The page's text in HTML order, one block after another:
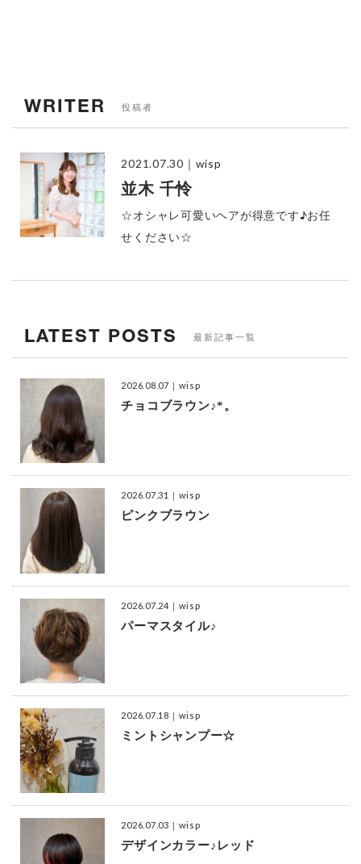
WRITER 投稿者
2021.07.30 ｜wisp
並木 千怜
☆オシャレ可愛いヘアが得意です♪お任
せください☆
LATEST POSTS 最新記事一覧
2026.08.07 ｜wisp
チョコブラウン♪*。
2026.07.31 ｜wisp
ピンクブラウン
2026.07.24 ｜wisp
パーマスタイル♪
2026.07.18 ｜wisp
ミントシャンプー☆
2026.07.03 ｜wisp
デザインカラー♪レッド